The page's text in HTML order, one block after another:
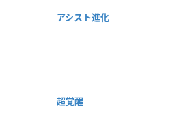
アシスト進化
超覚醒